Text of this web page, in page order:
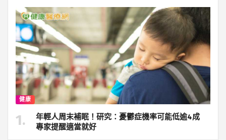
健康
年輕人周末補眠！研究：憂鬱症機率可能低逾4成
專家提醒適當就好